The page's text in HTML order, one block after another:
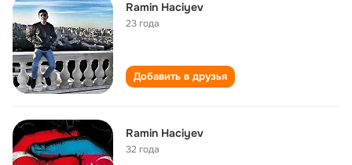
Ramin Haciyev
23 года
Добавить в друзья
Ramin Haciyev
32 года